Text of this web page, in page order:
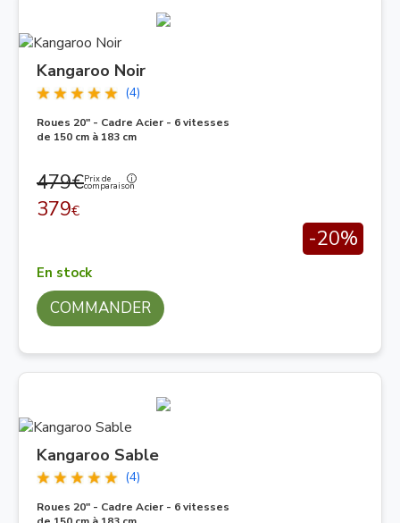
Kangaroo Noir
(4)
Roues 20" - Cadre Acier - 6 vitesses
de 150 cm à 183 cm
479€Prix de
comparaison
379€
-20%
En stock
COMMANDER
Kangaroo Sable
(4)
Roues 20" - Cadre Acier - 6 vitesses